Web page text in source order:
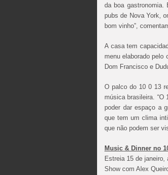
da boa gastronomia.
pubs de Nova York,
bom vinho”,
A casa tem
menu elaborado
Dom Francisco e
O palco do 10 0 13
música brasileira.
poder dar espaço a
que tem um clima
que não podem ser
Music & Dinner no
Estreia 15 de janeiro,
Show com Alex